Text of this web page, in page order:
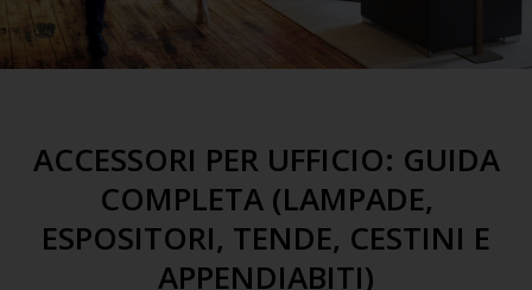
ACCESSORI PER UFFICIO: GUIDA
COMPLETA (LAMPADE,
ESPOSITORI, TENDE, CESTINI E
APPENDIABITI)